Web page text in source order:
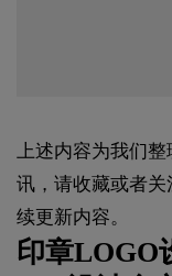
上述内容为我们
讯，请收藏或者关
续更新内容。
印章LOGO